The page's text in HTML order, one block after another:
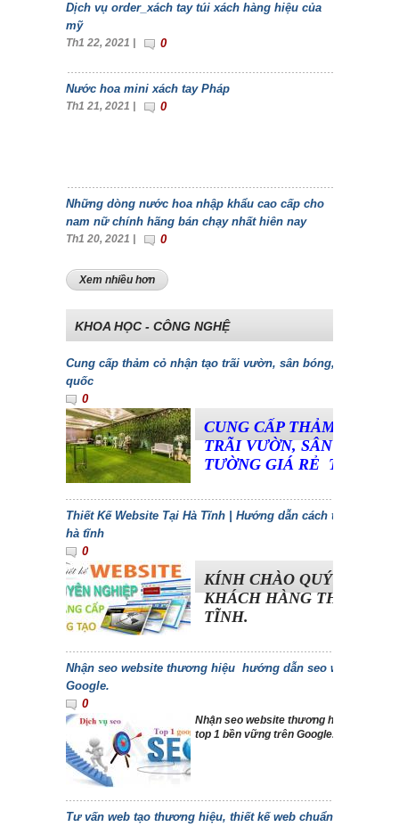
Dịch vụ order_xách tay túi xách hàng hiệu của
mỹ
Th1 22, 2021 | 0
Nước hoa mini xách tay Pháp
Th1 21, 2021 | 0
Những dòng nước hoa nhập khẩu cao cấp cho
nam nữ chính hãng bán chạy nhất hiên nay
Th1 20, 2021 | 0
Xem nhiều hơn
KHOA HỌC - CÔNG NGHỆ
Cung cấp thảm cỏ nhận tạo trãi vườn, sân bóng, dán
quốc
0
CUNG CẤP THẢM CỎ
TRÃI VƯỜN, SÂN BÓNG,
TƯỜNG GIÁ RẺ TOÀN
Thiết Kế Website Tại Hà Tĩnh | Hướng dẫn cách tạo web
hà tĩnh
0
KÍNH CHÀO QUÝ BẠN
KHÁCH HÀNG THÂN
TĨNH.
Nhận seo website thương hiệu hướng dẫn seo website top
Google.
0
Nhận seo website thương hiệu hướng
top 1 bền vững trên Google.
Tư vấn web tạo thương hiệu, thiết kế web chuẩn seo